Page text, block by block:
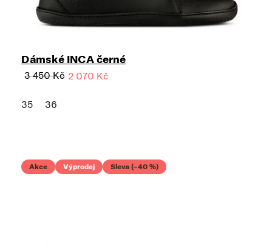
Dámské INCA černé
3 450 Kč 2 070 Kč
35 36
Akce Výprodej Sleva (–40 %)